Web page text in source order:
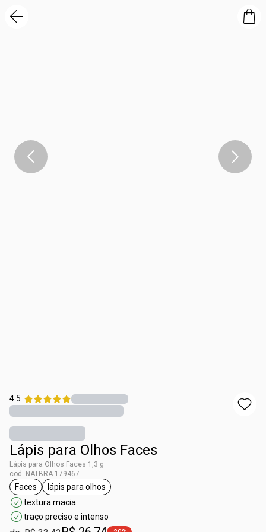
4.5
Lápis para Olhos Faces
Lápis para Olhos Faces 1,3 g
cod. NATBRA-179467
etiqueta Faces
Faces
etiqueta lápis para olhos
lápis para olhos
textura macia
traço preciso e intenso